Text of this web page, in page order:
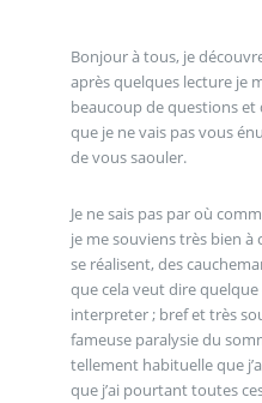
Bonjour à tous, je
après quelques lecture je
beaucoup de questions
que je ne vais pas vous
de vous saouler.
Je ne sais pas par où
je me souviens très bien
se réalisent, des
que cela veut dire quelque
interpreter ; bref et très
fameuse paralysie du
tellement habituelle que
que j’ai pourtant toutes